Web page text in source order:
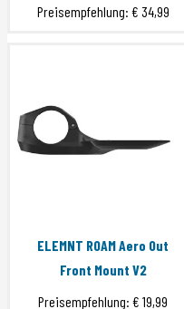
Preisempfehlung: € 34,99
ELEMNT ROAM Aero Out
Front Mount V2
Preisempfehlung: € 19,99